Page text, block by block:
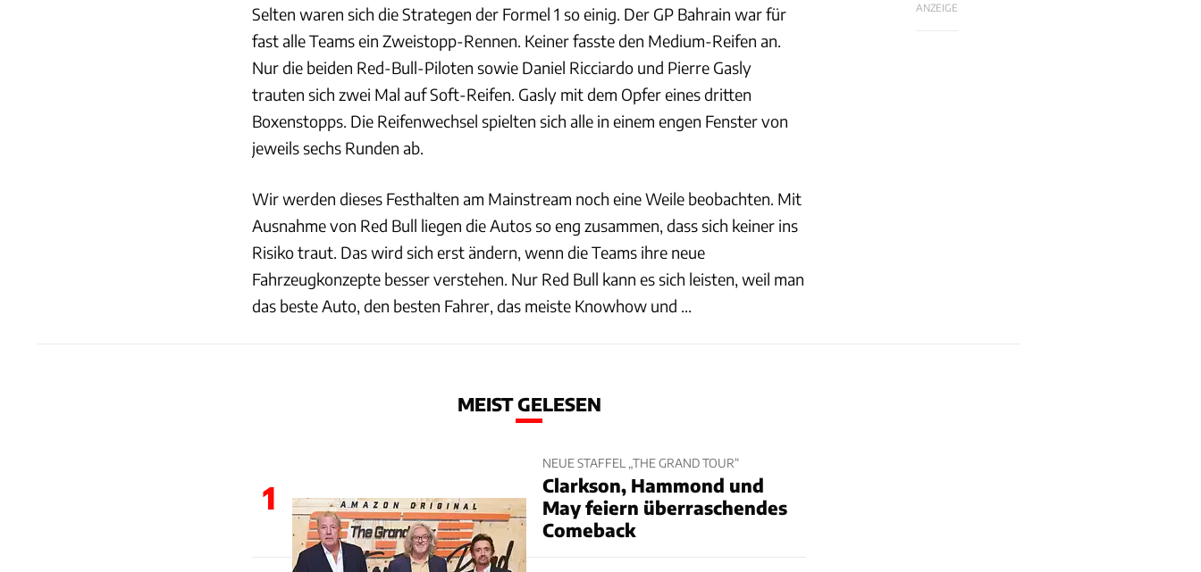
ANZEIGE
Selten waren sich die Strategen der Formel 1 so einig. Der GP Bahrain war für
fast alle Teams ein Zweistopp-Rennen. Keiner fasste den Medium-Reifen an.
Nur die beiden Red-Bull-Piloten sowie Daniel Ricciardo und Pierre Gasly
trauten sich zwei Mal auf Soft-Reifen. Gasly mit dem Opfer eines dritten
Boxenstopps. Die Reifenwechsel spielten sich alle in einem engen Fenster von
jeweils sechs Runden ab.
Wir werden dieses Festhalten am Mainstream noch eine Weile beobachten. Mit
Ausnahme von Red Bull liegen die Autos so eng zusammen, dass sich keiner ins
Risiko traut. Das wird sich erst ändern, wenn die Teams ihre neue
Fahrzeugkonzepte besser verstehen. Nur Red Bull kann es sich leisten, weil man
das beste Auto, den besten Fahrer, das meiste Knowhow und ...
MEIST GELESEN
1
NEUE STAFFEL „THE GRAND TOUR“
Clarkson, Hammond und
May feiern überraschendes
Comeback